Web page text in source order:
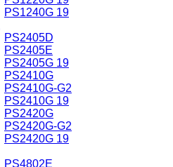
PS1240G 19
PS2405D
PS2405E
PS2405G 19
PS2410G
PS2410G-G2
PS2410G 19
PS2420G
PS2420G-G2
PS2420G 19
PS4802E